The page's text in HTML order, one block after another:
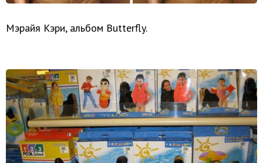
Мэрайя Кэри, альбом Butterfly.